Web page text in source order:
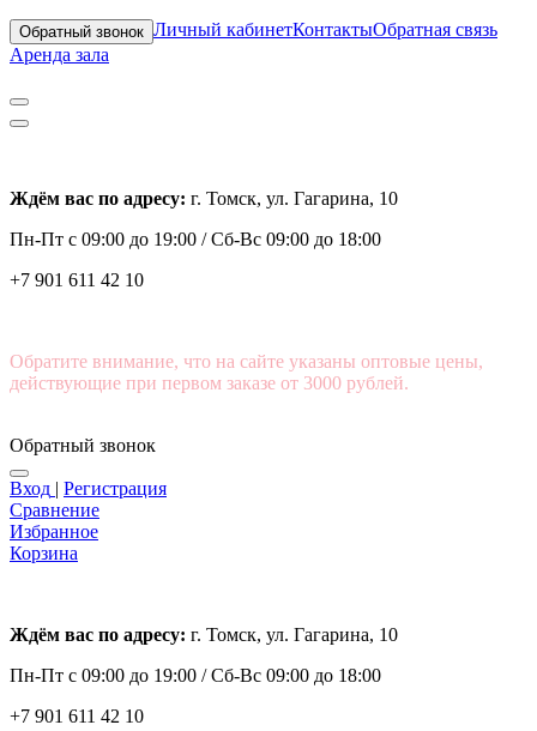
Обратный звонок Личный кабинетКонтактыОбратная связь
Аренда зала
Ждём вас по адресу: г. Томск, ул. Гагарина, 10
Пн-Пт с 09:00 до 19:00 /Сб-Вс 09:00 до 18:00
+7 901 611 42 10
Обратите внимание, что на сайте указаны оптовые цены,
действующие при первом заказе от 3000 рублей.
Обратный звонок
Вход | Регистрация
Сравнение
Избранное
Корзина
Ждём вас по адресу: г. Томск, ул. Гагарина, 10
Пн-Пт с 09:00 до 19:00 /Сб-Вс 09:00 до 18:00
+7 901 611 42 10